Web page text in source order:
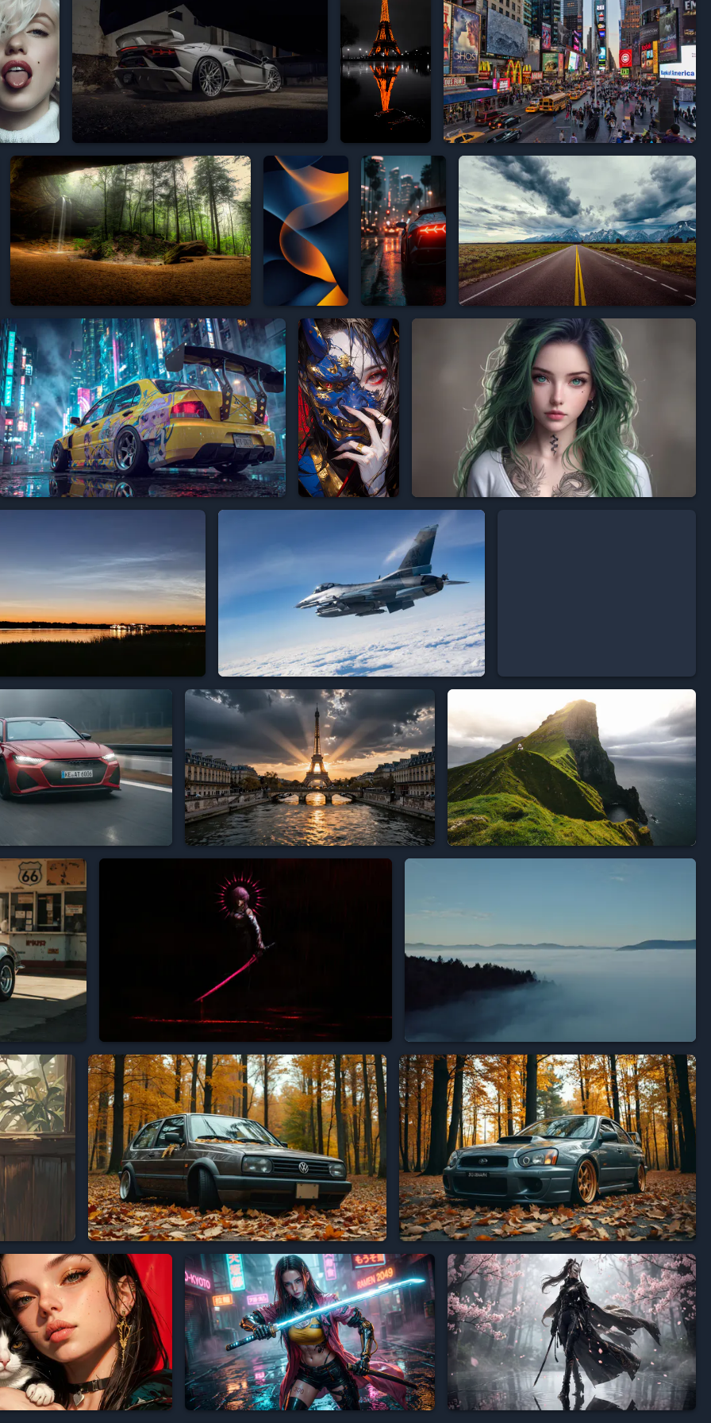
 




  




  



 
  
 
   
       